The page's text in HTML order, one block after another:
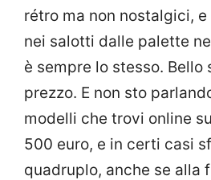
rétro ma non nostalgici,
nei salotti dalle palette
è sempre lo stesso. Bello
prezzo. E non sto
modelli che trovi online
500 euro, e in certi casi
quadruplo, anche se alla